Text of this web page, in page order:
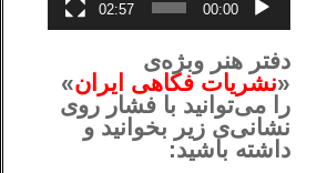
00:00
02:57
دفتر هنر وبژه‌ی
«نشریات فکاهی ایران»
را می‌توانید با فشار روی
نشانی‌ی زیر بخوانید و
داشته باشید: